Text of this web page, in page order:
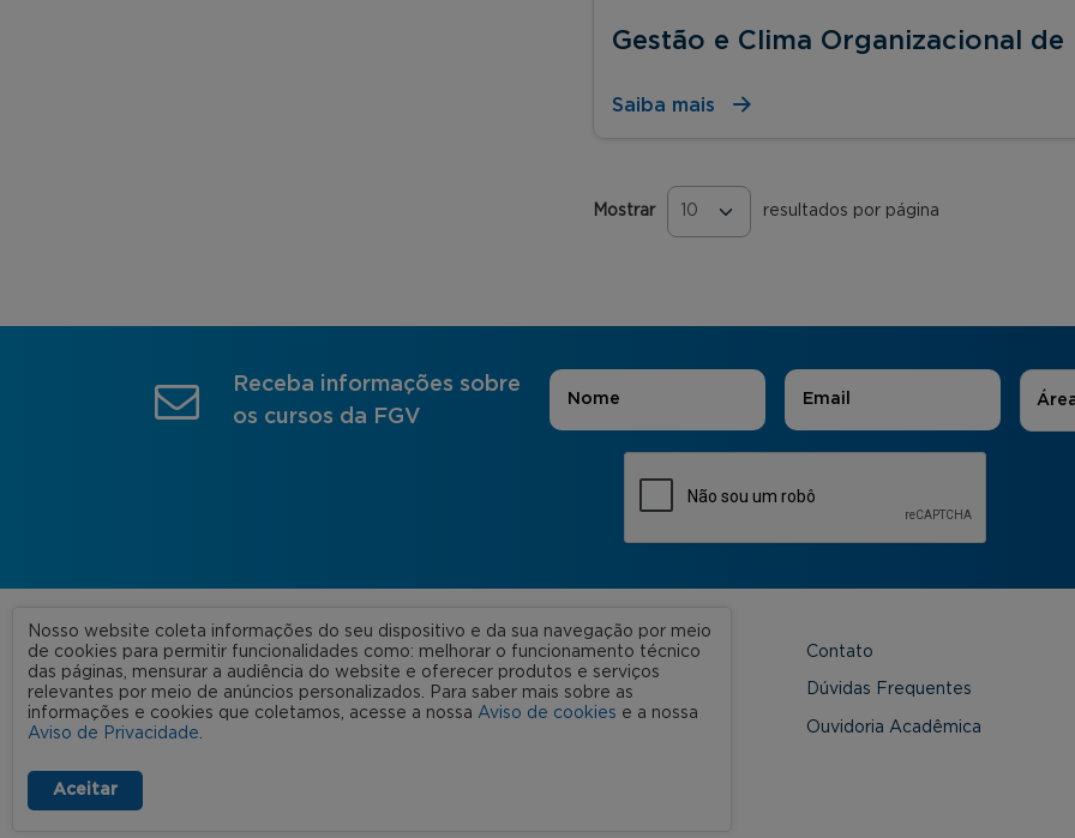
Gestão e Clima Organizacional de
Saiba mais
Mostrar resultados por página
Páginas
Receba informações sobre
os cursos da FGV
Nome E-mail
FGV 2023 © Todos os direitos
reservados
Termos de uso
A FGV Contato
Nossas Unidades Dúvidas Frequentes
Ouvidoria Acadêmica
Nosso website coleta informações do seu dispositivo e da sua navegação por meio
de cookies para permitir funcionalidades como: melhorar o funcionamento técnico
das páginas, mensurar a audiência do website e oferecer produtos e serviços
relevantes por meio de anúncios personalizados. Para saber mais sobre as
informações e cookies que coletamos, acesse a nossa Aviso de cookies e a nossa
Aviso de Privacidade.
Aceitar